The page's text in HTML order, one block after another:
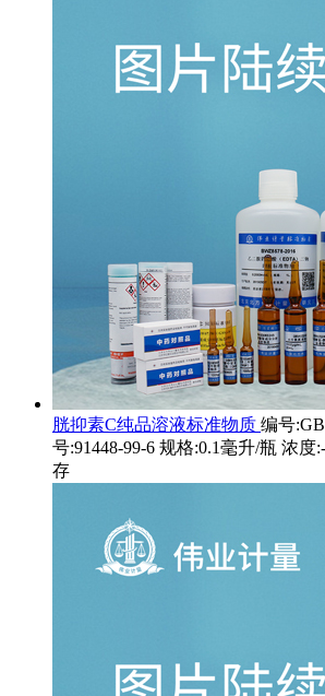
胱抑素C纯品溶液标准物质 编号
号:91448-99-6 规格:0.1毫升/瓶 浓
存